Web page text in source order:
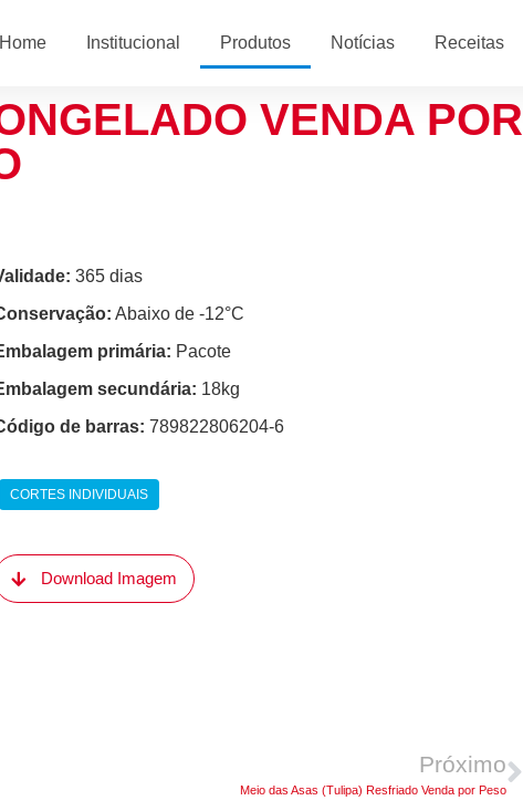
Home Institucional Produtos Notícias Receitas
VENDA POR
365 dias
Abaixo de -12°C
primária: Pacote
secundária: 18kg
de barras: 789822806204-6
CORTES INDIVIDUAIS
Download Imagem
Próximo
Meio das Asas (Tulipa) Resfriado Venda por Peso